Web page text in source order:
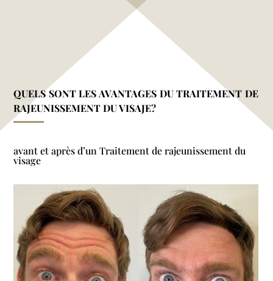
QUELS SONT LES AVANTAGES DU TRAITEMENT DE
RAJEUNISSEMENT DU VISAJE?
avant et après d’un Traitement de rajeunissement du
visage